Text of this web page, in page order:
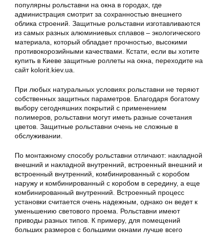
популярны рольставни на окна в городах, где
администрация смотрит за сохранностью внешнего
облика строений. Защитные рольставни изготавливаются
из самых разных алюминиевых сплавов – экологического
материала, который обладает прочностью, высокими
противокорозийными качествами. Кстати, если вы хотите
купить в Киеве защитные роллеты на окна, переходите на
сайт kolorit.kiev.ua.
При любых натуральных условиях рольставни не теряют
собственных защитных параметров. Благодаря богатому
выбору сегодняшних покрытий с применением
полимеров, рольставни могут иметь разные сочетания
цветов. Защитные рольставни очень не сложные в
обслуживании.
По монтажному способу рольставни отличают: накладной
внешний и накладной внутренний, встроенный внешний и
встроенный внутренний, комбинированный с коробом
наружу и комбинированный с коробом в середину, а еще
комбинированный внутренний. Встроенный процесс
установки считается очень надежным, однако он ведет к
уменьшению светового проема. Рольставни имеют
приводы разных типов. К примеру, для помещений
больших размеров с большими окнами лучше всего